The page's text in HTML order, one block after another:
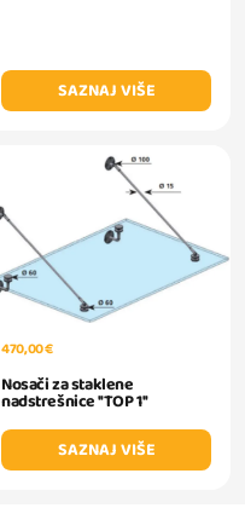
SAZNAJ VIŠE
470,00 €
Nosači za staklene
nadstrešnice ''TOP 1''
SAZNAJ VIŠE